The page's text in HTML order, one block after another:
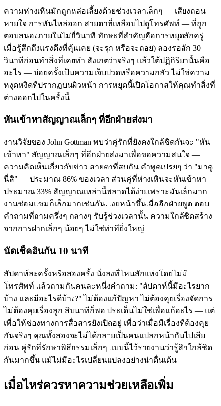
ความห่างเหินมักถูกหล่อเลี้ยงด้วยช่วงเวลาเล็กๆ — เสียงถอน
หายใจ การหันไหล่ออก สายตาที่เหลือบไปดูโทรศัพท์ — ที่ถูก
ตอบสนองภายในไม่กี่วินาที ทักษะที่สำคัญคือการหยุดสักครู่
เมื่อรู้สึกถึงแรงดึงที่คุ้นเคย (จะรุก หรือจะถอย) ลองรอสัก 30
วินาทีก่อนทำสิ่งที่เคยทำ สังเกตว่าจริงๆ แล้วใต้ปฏิกิริยานั้นคือ
อะไร — บ่อยครั้งเป็นความเจ็บปวดหรือความกลัว ไม่ใช่ความ
หงุดหงิดที่ปรากฏบนผิวหน้า การหยุดนี้เปิดโอกาสให้คุณทำสิ่งที่
ต่างออกไปในครั้งนี้
หันเข้าหาสัญญาณเล็กๆ ที่อีกฝ่ายส่งมา
งานวิจัยของ John Gottman พบว่าคู่รักที่ยังคงใกล้ชิดกันจะ "หัน
เข้าหา" สัญญาณเล็กๆ ที่อีกฝ่ายส่งมาเพื่อขอความสนใจ —
ความคิดเห็นเกี่ยวกับข่าว สายตาที่สบกัน คำพูดเปรยๆ ว่า "มาดู
นี่สิ" — ประมาณ 86% ของเวลา ส่วนคู่ที่ห่างเหินจะหันเข้าหา
ประมาณ 33% สัญญาณเหล่านี้พลาดได้ง่ายเพราะมันเล็กมาก
งานซ่อมแซมก็เล็กมากเช่นกัน: เงยหน้าขึ้นเมื่ออีกฝ่ายพูด ตอบ
คำถามที่ถามครึ่งๆ กลางๆ รับรู้ช่วงเวลานั้น ความใกล้ชิดสร้าง
จากการฝากเล็กๆ น้อยๆ ไม่ใช่ท่าทียิ่งใหญ่
นัดเช็คอินกัน 10 นาที
สัปดาห์ละครั้งหรือสองครั้ง นั่งลงที่ไหนสักแห่งโดยไม่มี
โทรศัพท์ แล้วถามกันคนละหนึ่งคำถาม: "สัปดาห์นี้มีอะไรยาก
บ้าง และมีอะไรดีบ้าง?" ไม่ต้องแก้ปัญหา ไม่ต้องคุยเรื่องจัดการ
ไม่ต้องคุยเรื่องลูก สิบนาทีก็พอ ประเด็นไม่ใช่เพื่อแก้อะไร — แต่
เพื่อให้ช่องทางการสื่อสารยังเปิดอยู่ เพื่อว่าเมื่อมีเรื่องที่ต้องคุย
กันจริงๆ คุณทั้งสองจะไม่ได้กลายเป็นคนแปลกหน้ากันไปเสีย
ก่อน คู่รักที่รักษาพิธีกรรมเล็กๆ แบบนี้ไว้รายงานว่ารู้สึกใกล้ชิด
กันมากขึ้น แม้ไม่มีอะไรเปลี่ยนแปลงอย่างน่าตื่นเต้น
เมื่อไหร่ควรหาความช่วยเหลือเพิ่ม